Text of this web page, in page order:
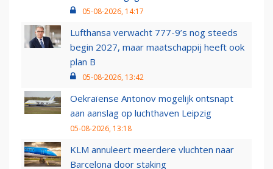
05-08-2026, 14:17
Lufthansa verwacht 777-9’s nog steeds
begin 2027, maar maatschappij heeft ook
plan B
05-08-2026, 13:42
Oekraïense Antonov mogelijk ontsnapt
aan aanslag op luchthaven Leipzig
05-08-2026, 13:18
KLM annuleert meerdere vluchten naar
Barcelona door staking